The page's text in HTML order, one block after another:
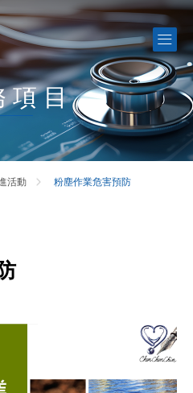
項目
活動 粉塵作業危害預防